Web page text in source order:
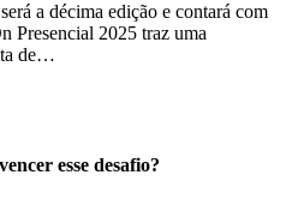
a décima edição e contará com
Presencial 2025 traz uma
de…
esse desafio?